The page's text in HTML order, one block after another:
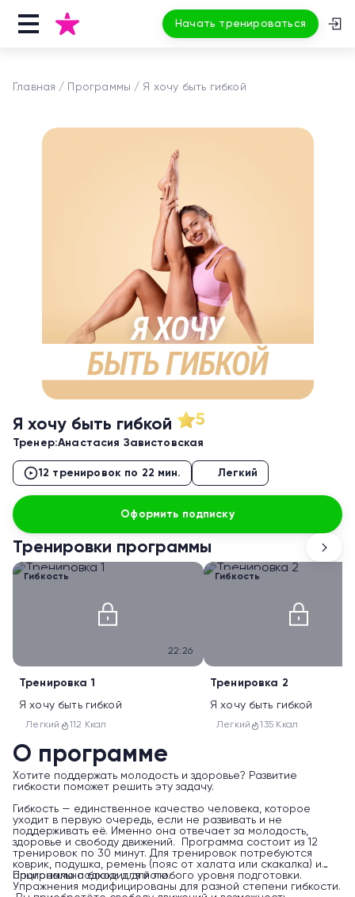
Начать тренироваться
Главная Программы Я хочу быть гибкой
Я хочу быть гибкой 5
Тренер:Анастасия Завистовская
12 тренировок по 22 мин. Легкий
Оформить подписку
Тренировки программы
Гибкость
22:26
Тренировка 1
Я хочу быть гибкой
Легкий 112 Ккал
Гибкость
Тренировка 2
Я хочу быть гибкой
Легкий 135 Ккал
О программе
Хотите поддержать молодость и здоровье? Развитие
гибкости поможет решить эту задачу.
Гибкость — единственное качество человека, которое
уходит в первую очередь, если не развивать и не
поддерживать её. Именно она отвечает за молодость,
здоровье и свободу движений. Программа состоит из 12
тренировок по 30 минут. Для тренировок потребуются
коврик, подушка, ремень (пояс от халата или скакалка) и
опционально блоки для йоги.
Программа подходит для любого уровня подготовки.
Упражнения модифицированы для разной степени гибкости.